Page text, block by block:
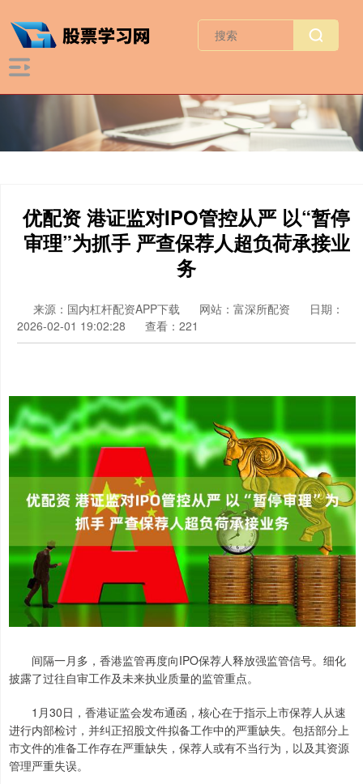
优配资 港证监对IPO管控从严 以“暂停
审理”为抓手 严查保荐人超负荷承接业
务
来源：国内杠杆配资APP下载 网站：富深所配资
日期：
2026-02-01 19:02:28
查看：221
间隔一月多，香港监管再度向IPO保荐人释放强监管信号。细化
披露了过往自审工作及未来执业质量的监管重点。
1月30日，香港证监会发布通函，核心在于指示上市保荐人从速
进行内部检讨，并纠正招股文件拟备工作中的严重缺失。包括部分上
市文件的准备工作存在严重缺失，保荐人或有不当行为，以及其资源
管理严重失误。